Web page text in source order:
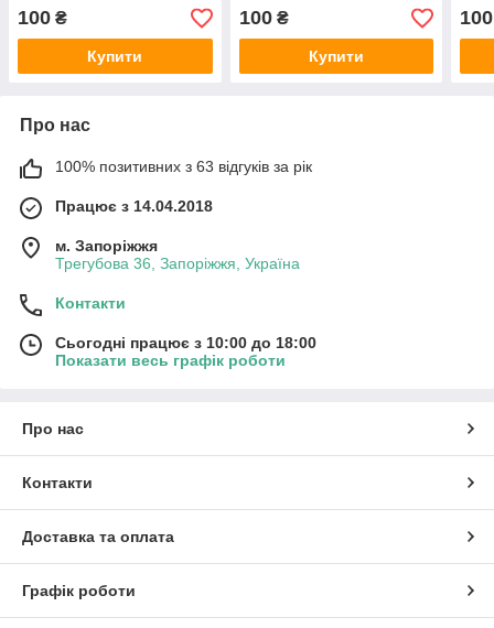
100 ₴
Купити
100₴
Купити
100
Про нас
100% позитивних з 63 відгуків за рік
Працює з 14.04.2018
м. Запоріжжя
Трегубова 36, Запоріжжя, Україна
Контакти
Сьогодні працює з 10:00 до 18:00
Показати весь графік роботи
Про нас
Контакти
Доставка та оплата
Графік роботи